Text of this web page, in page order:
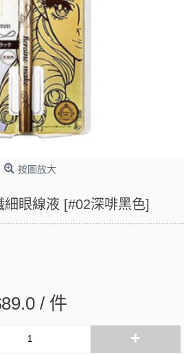
按圖放大
眼線液 [#02深啡黑色]
/ 件
+